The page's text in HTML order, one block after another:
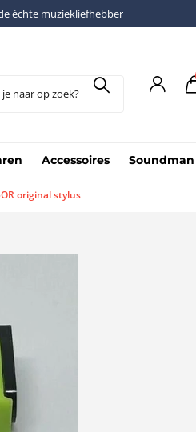
échte muziekliefhebber
Accessoires Soundman
original stylus